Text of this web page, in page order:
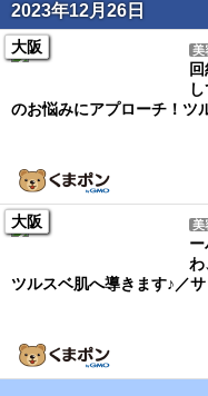
2023年12月26日
大阪 美
のお悩みにアプローチ！ツ
大阪
美
わ
ツルスベ肌へ導きます♪／